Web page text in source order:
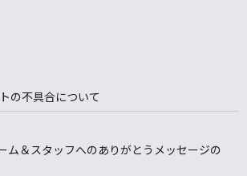
の不具合について
ム＆スタッフへのありがとうメッセージの